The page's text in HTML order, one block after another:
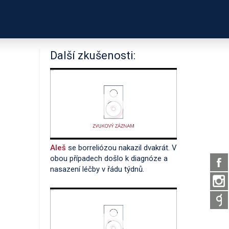
Další zkušenosti:
Aleš se borreliózou nakazil dvakrát. V
obou případech došlo k diagnóze a
nasazení léčby v řádu týdnů.